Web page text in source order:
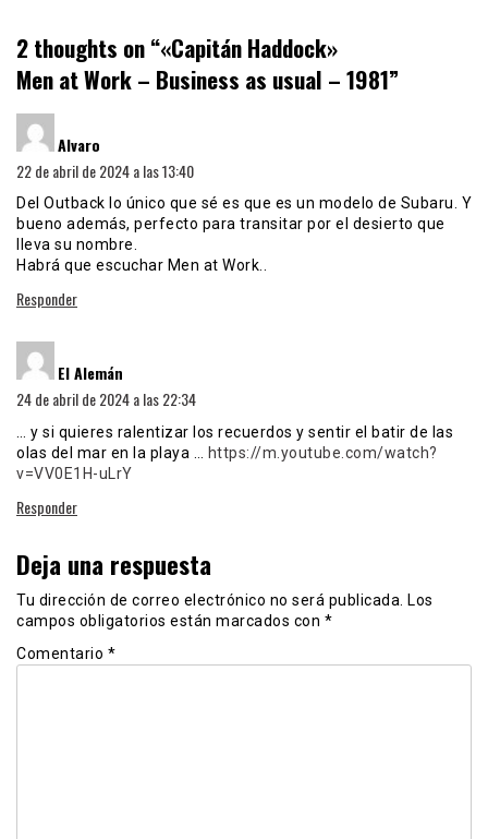
2 thoughts on “«Capitán Haddock»
Men at Work – Business as usual – 1981”
Alvaro
22 de abril de 2024 a las 13:40
Del Outback lo único que sé es que es un modelo de Subaru. Y
bueno además, perfecto para transitar por el desierto que
lleva su nombre.
Habrá que escuchar Men at Work..
Responder
El Alemán
24 de abril de 2024 a las 22:34
… y si quieres ralentizar los recuerdos y sentir el batir de las
olas del mar en la playa … https://m.youtube.com/watch?
v=VV0E1H-uLrY
Responder
Deja una respuesta
Tu dirección de correo electrónico no será publicada.
Los
campos obligatorios están marcados con *
Comentario *